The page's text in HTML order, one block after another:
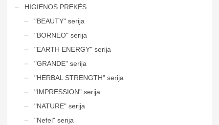
HIGIENOS PREKĖS
"BEAUTY" serija
"BORNEO" serija
"EARTH ENERGY" serija
"GRANDE" serija
"HERBAL STRENGTH" serija
"IMPRESSION" serija
"NATURE" serija
"Nefel" serija